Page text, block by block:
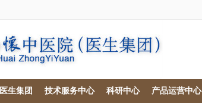
医生集团 技术服务中心 科研中心 产品运营中心